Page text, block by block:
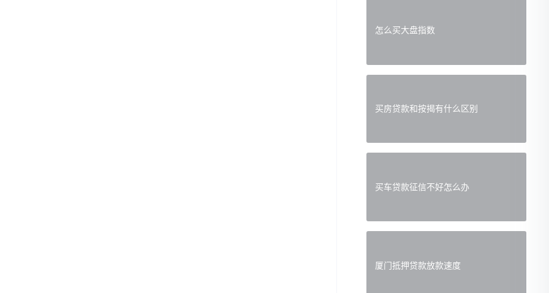
怎么买大盘指数
买房贷款和按揭有什么区别
买车贷款征信不好怎么办
厦门抵押贷款放款速度